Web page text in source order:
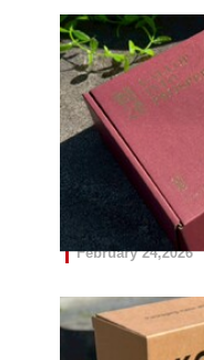
📍香里豆 咖啡禮盒
February 24,2026